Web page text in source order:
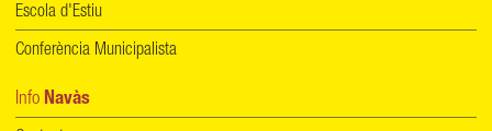
Escola d'Estiu
Conferència Municipalista
Info Navàs